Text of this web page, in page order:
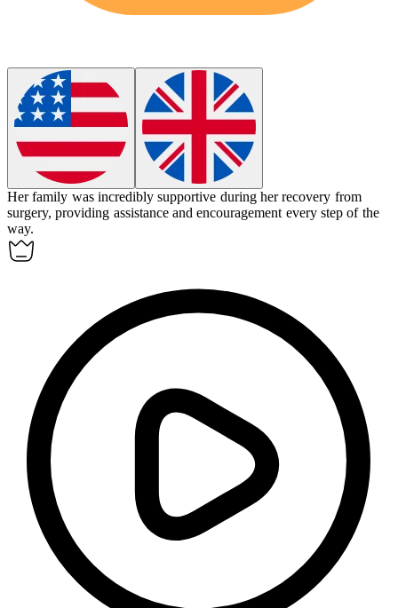
Her family was incrediblysupportive during her recovery from
surgery, providing assistance and encouragement every step of the
way.